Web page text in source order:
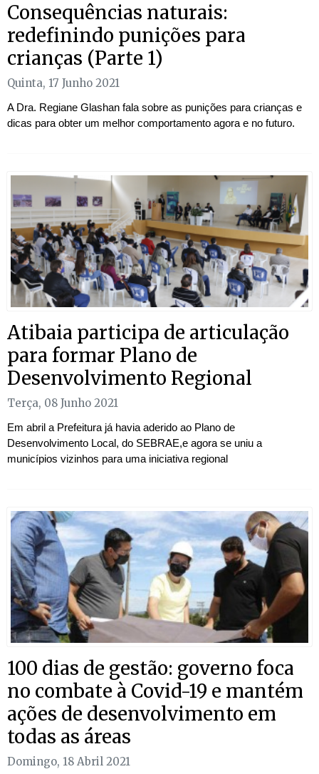
Consequências naturais:
redefinindo punições para
crianças (Parte 1)
Quinta, 17 Junho 2021
A Dra. Regiane Glashan fala sobre as punições para crianças e
dicas para obter um melhor comportamento agora e no futuro.
Atibaia participa de articulação
para formar Plano de
Desenvolvimento Regional
Terça, 08 Junho 2021
Em abril a Prefeitura já havia aderido ao Plano de
Desenvolvimento Local, do SEBRAE,e agora se uniu a
municípios vizinhos para uma iniciativa regional
100 dias de gestão: governo foca
no combate à Covid-19 e mantém
ações de desenvolvimento em
todas as áreas
Domingo, 18 Abril 2021